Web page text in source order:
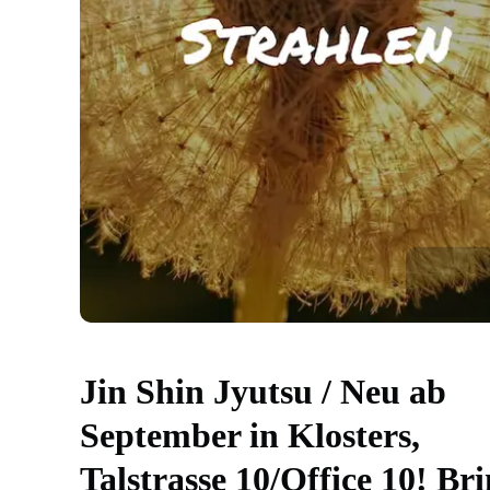
Jin Shin Jyutsu / Neu ab
September in Klosters,
Talstrasse 10/Office 10!